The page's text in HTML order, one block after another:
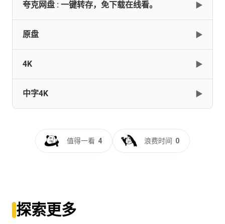
夸克网盘 : 一键转存，免下载在线看。 ▶
✅━━━━━━【蜘蛛侠系列】【全1-10部合集】【4K蓝
光原盘REMUX】【杜比全景声】【国英多音轨+简繁英双
原盘 ▶
Spider Man 1-3
Spider-Man.2002.2160p.BluRay.REMUX.HEVC.DTS-
[54.49GB]
Spider-
4K ▶
Spider-Man.2002.2160p.BluRay.x264.8bit.SDR.DTS-
HD.MA.TrueHD.7.1.Atmos-SWTYBLZ
Spider-Man.2002.2160p.BluRay.x265.10bit.SDR.DTS-
HD.MA.TrueHD.7.1.Atmos.DV.MKV.x265-NOGRP
中字4K ▶
2007.UHD.BluRay.2160p.TrueHD.Atmos.7.1.x265.10bit.HDR-
ALT
2007.4K.Remastered.BluRay.1080p.2Audio.DTS-
HD.MA5.1.x265.10bit-ALT
值得一看 4 浪费时间 0
探索更多